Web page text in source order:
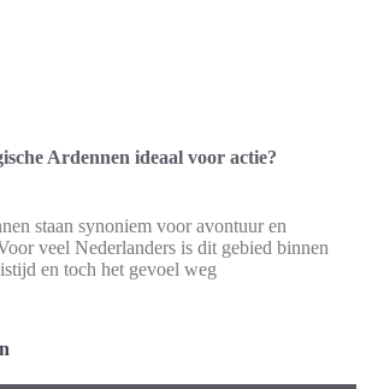
Ardennen ideaal voor actie?
staan synoniem voor avontuur en
veel Nederlanders is dit gebied binnen
en toch het gevoel weg